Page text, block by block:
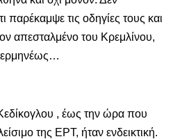
τις οδηγίες τους και
απεσταλμένο του Κρεμλίνου,
, έως την ώρα που
της ΕΡΤ, ήταν ενδεικτική.